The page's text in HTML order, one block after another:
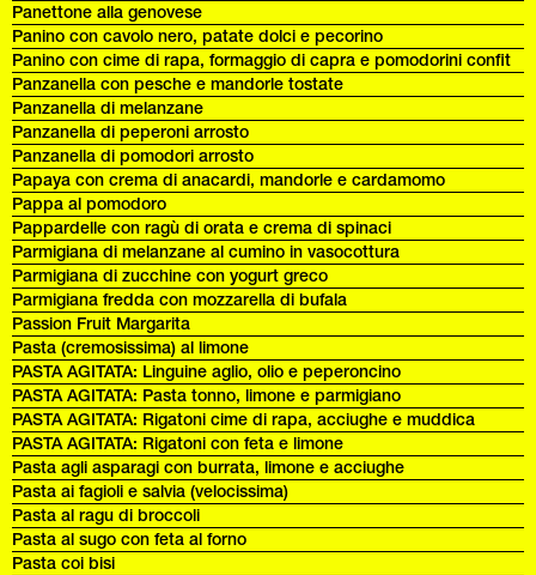
Panettone alla genovese
Panino con cavolo nero, patate dolci e pecorino
Panino con cime di rapa, formaggio di capra e pomodorini confit
Panzanella con pesche e mandorle tostate
Panzanella di melanzane
Panzanella di peperoni arrosto
Panzanella di pomodori arrosto
Papaya con crema di anacardi, mandorle e cardamomo
Pappa al pomodoro
Pappardelle con ragù di orata e crema di spinaci
Parmigiana di melanzane al cumino in vasocottura
Parmigiana di zucchine con yogurt greco
Parmigiana fredda con mozzarella di bufala
Passion Fruit Margarita
Pasta (cremosissima) al limone
PASTA AGITATA: Linguine aglio, olio e peperoncino
PASTA AGITATA: Pasta tonno, limone e parmigiano
PASTA AGITATA: Rigatoni cime di rapa, acciughe e muddica
PASTA AGITATA: Rigatoni con feta e limone
Pasta agli asparagi con burrata, limone e acciughe
Pasta ai fagioli e salvia (velocissima)
Pasta al ragu di broccoli
Pasta al sugo con feta al forno
Pasta coi bisi